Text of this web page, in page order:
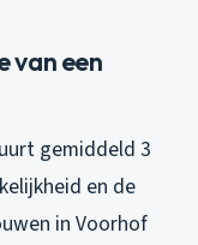
van een
gemiddeld 3
en de
in Voorhof